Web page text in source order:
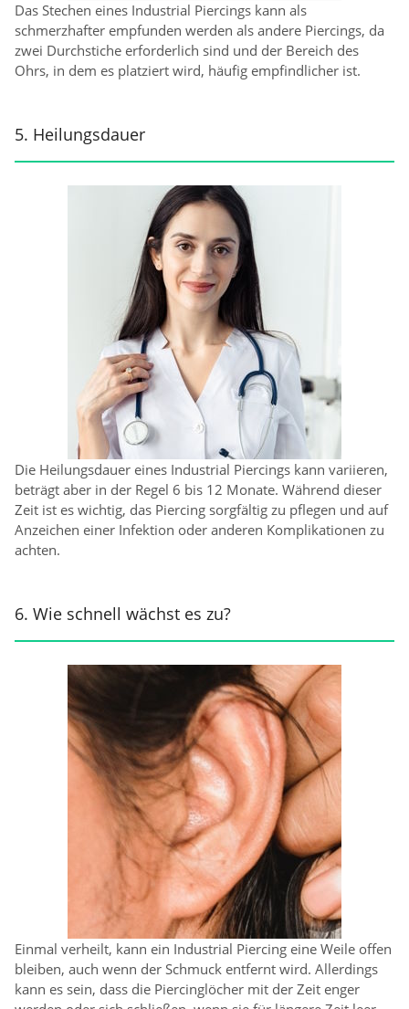
Das Stechen eines Industrial Piercings kann als
schmerzhafter empfunden werden als andere Piercings, da
zwei Durchstiche erforderlich sind und der Bereich des
Ohrs, in dem es platziert wird, häufig empfindlicher ist.
5. Heilungsdauer
Die Heilungsdauer eines Industrial Piercings kann variieren,
beträgt aber in der Regel 6 bis 12 Monate. Während dieser
Zeit ist es wichtig, das Piercing sorgfältig zu pflegen und auf
Anzeichen einer Infektion oder anderen Komplikationen zu
achten.
6. Wie schnell wächst es zu?
Einmal verheilt, kann ein Industrial Piercing eine Weile offen
bleiben, auch wenn der Schmuck entfernt wird. Allerdings
kann es sein, dass die Piercinglöcher mit der Zeit enger